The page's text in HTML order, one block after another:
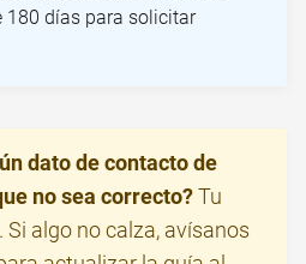
180 días para solicitar
dato de contacto de
no sea correcto?Tu
Si algo no calza, avísanos